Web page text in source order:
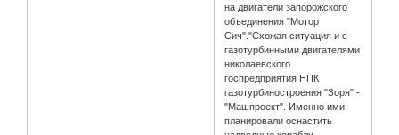
на двигатели запорожского
объединения "Мотор
Сич"."Схожая ситуация и с
газотурбинными двигателями
николаевского
госпредприятия НПК
газотурбиностроения "Зоря" -
"Машпроект". Именно ими
планировали оснастить